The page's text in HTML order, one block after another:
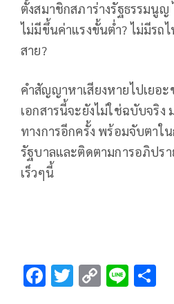
ตั้งสมาชิกสภาร่างรัฐธรรมนูญ
ไม่มีขึ้นค่าแรงขั้นต่ำ? ไม่มีรถ
สาย?
คำสัญญาหาเสียงหายไปเยอะ
เอกสารนี้จะยังไม่ใช่ฉบับจริง
ทางการอีกครั้ง พร้อมจับตาใ
รัฐบาลและติดตามการอภิปรา
เร็วๆนี้
F T C Li